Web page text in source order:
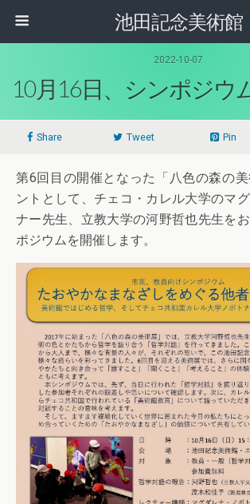
池田記念美術館
2022-10-07
10月16日、シンポジウ
Share Tweet Pin
第6回目の開催となった「八色の森の
ントとして、チェコ・カレル大学のマ
ナー先生、立教大学の河野哲也先生を
ポジウムを開催します。